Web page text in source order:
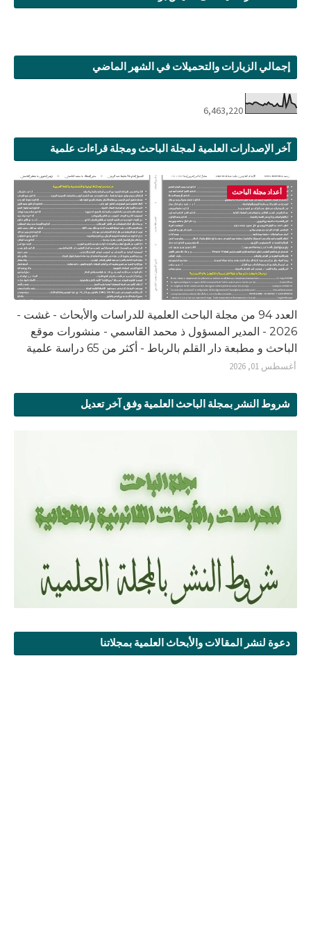
إجمالي الزيارات والتحميلات في الشهر الماضي
6,463,220
آخر الإصدارات العلمية لمجلة الباحث ومجلة قراءات علمية
أعداد مجلة الباحث
العدد 94 من مجلة الباحث العلمية للدراسات والأبحاث - غشت -
2026 - المدير المسؤول ذ محمد القاسمي - منشورات موقع
الباحث و مطبعة دار القلم بالرباط - أكثر من 65 دراسة علمية
أغسطس 01, 2026
شروط النشر بمجلة الباحث العلمية وفق آخر تعديل
دعوة لنشر المقالات والأبحاث العلمية بمجلاتنا